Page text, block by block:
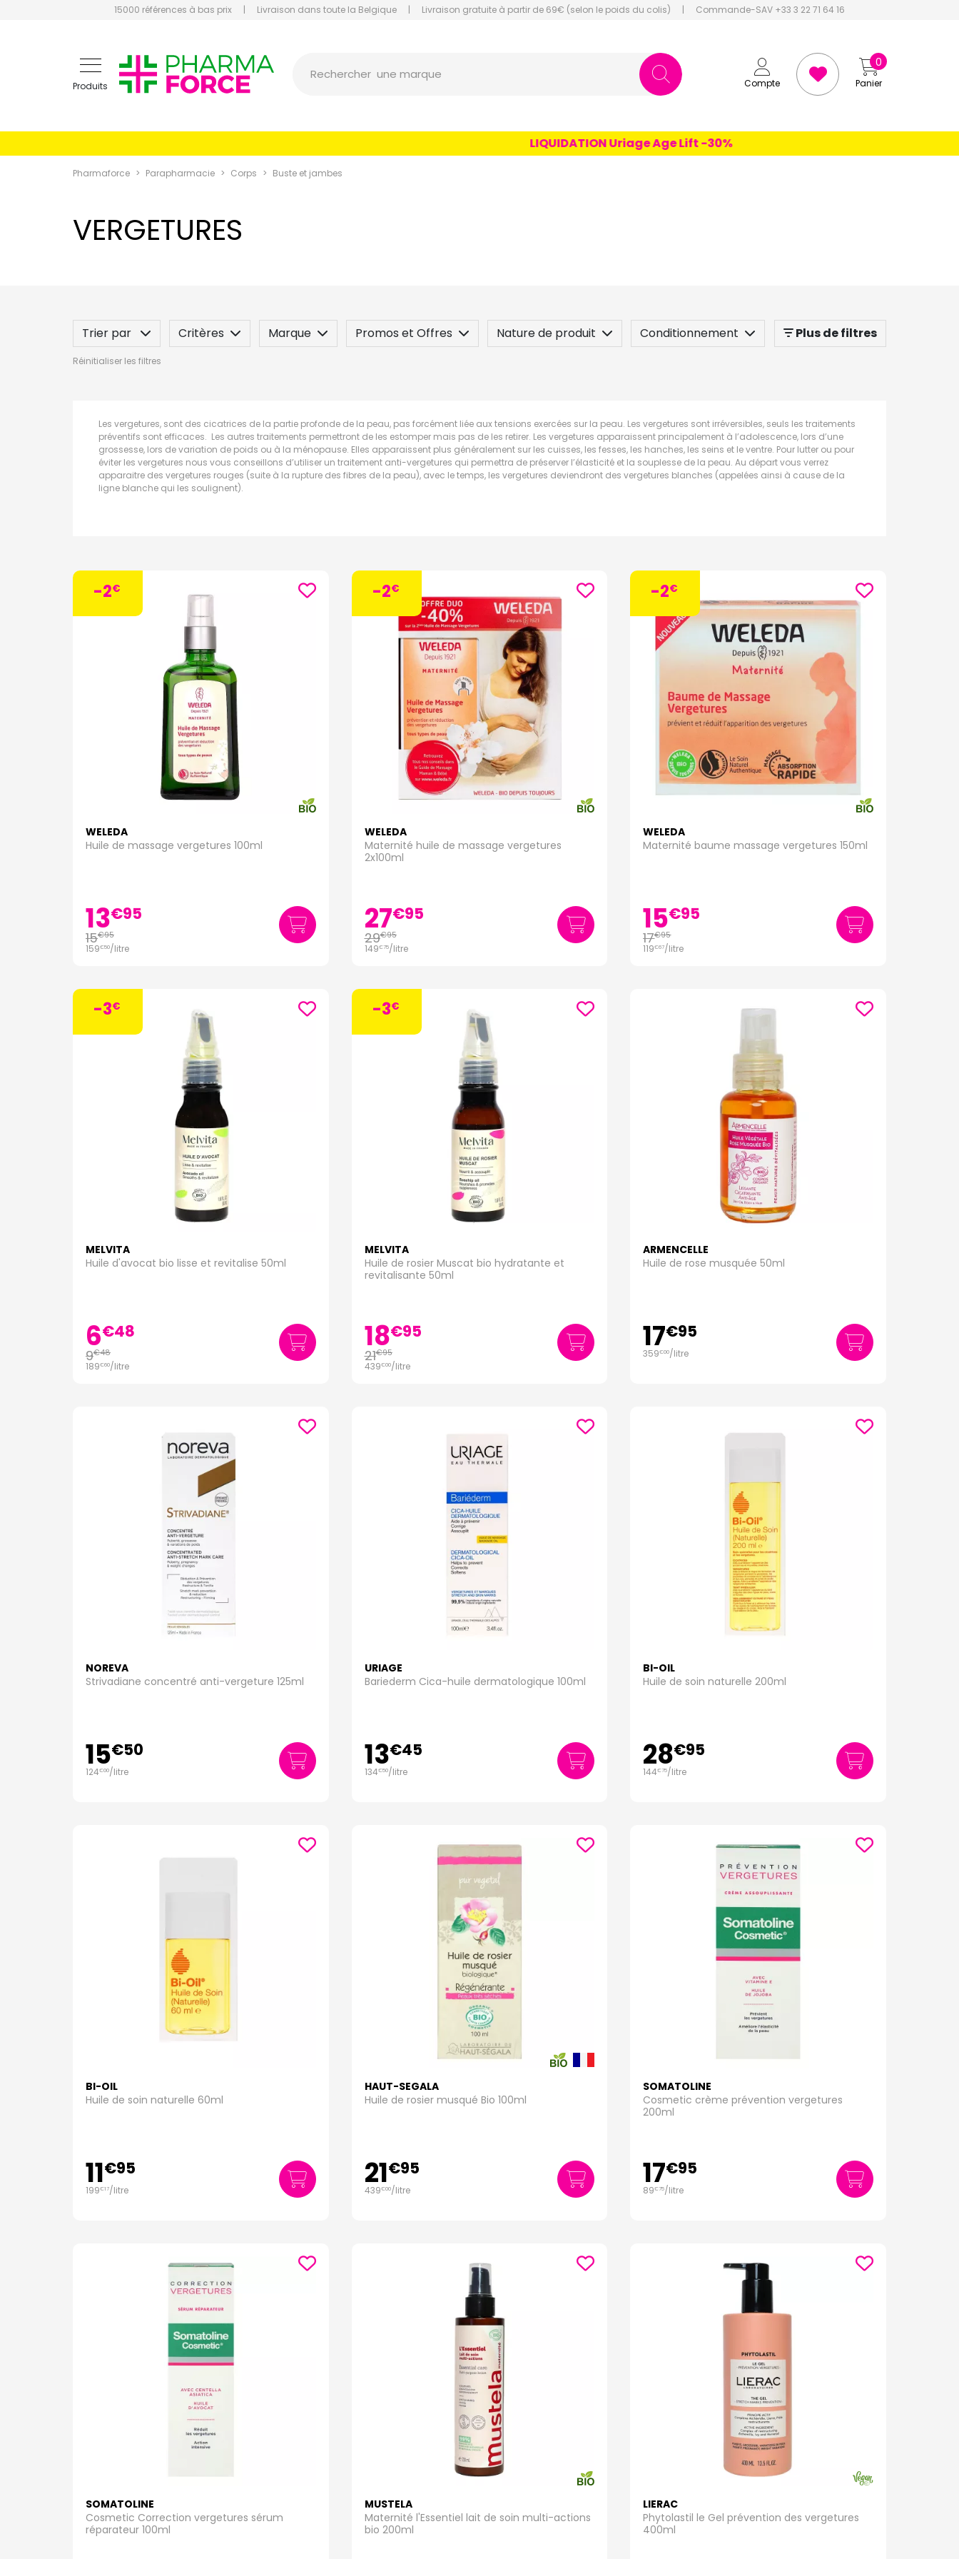
15000 références à bas prix | Livraison dans toute la Belgique | Livraison gratuite à partir de 69€ (selon le poids du colis) | Commande-SAV +33 3 22 71 64 16
Produits Compte Panier
0
Rechercher
LIQUIDATION Uriage Age Lift -30%
Pharmaforce Parapharmacie Corps Buste et jambes
VERGETURES
Trier par Critères Marque Promos et Offres Nature de produit
Conditionnement
Spécificité
Plus de filtres
Réinitialiser les filtres
Les vergetures, sont des cicatrices de la partie profonde de la peau, pas forcément liée aux tensions exercées sur la peau. Les vergetures sont irréversibles, seuls les traitements
préventifs sont efficaces. Les autres traitements permettront de les estomper mais pas de les retirer. Les vergetures apparaissent principalement à l’adolescence, lors d’une
grossesse, lors de variation de poids ou à la ménopause. Elles apparaissent plus généralement sur les cuisses, les fesses, les hanches, les seins et le ventre. Pour lutter ou pour
éviter les vergetures nous vous conseillons d’utiliser un traitement anti-vergetures qui permettra de préserver l’élasticité et la souplesse de la peau. Au départ vous verrez
apparaitre des vergetures rouges (suite à la rupture des fibres de la peau), avec le temps, les vergetures deviendront des vergetures blanches (appelées ainsi à cause de la
ligne blanche qui les soulignent).
-2€
WELEDA
Huile de massage vergetures 100ml
13€95
15€95
159€50/litre
-2€
WELEDA
Maternité huile de massage vergetures
2x100ml
27€95
29€95
149€75/litre
-2€
WELEDA
Maternité baume massage vergetures 150ml
15€95
17€95
119€67/litre
-3€
MELVITA
Huile d'avocat bio lisse et revitalise 50ml
6€48
9€48
189€60/litre
-3€
MELVITA
Huile de rosier Muscat bio hydratante et
revitalisante 50ml
18€95
21€95
439€00/litre
ARMENCELLE
Huile de rose musquée 50ml
17€95
359€00/litre
NOREVA
Strivadiane concentré anti-vergeture 125ml
15€50
124€00/litre
URIAGE
Bariederm Cica-huile dermatologique 100ml
13€45
134€50/litre
BI-OIL
Huile de soin naturelle 200ml
28€95
144€75/litre
BI-OIL
Huile de soin naturelle 60ml
11€95
199€17/litre
HAUT-SEGALA
Huile de rosier musqué Bio 100ml
21€95
439€00/litre
SOMATOLINE
Cosmetic crème prévention vergetures
200ml
17€95
89€75/litre
SOMATOLINE
Cosmetic Correction vergetures sérum
réparateur 100ml
MUSTELA
Maternité l'Essentiel lait de soin multi-actions
bio 200ml
LIERAC
Phytolastil le Gel prévention des vergetures
400ml